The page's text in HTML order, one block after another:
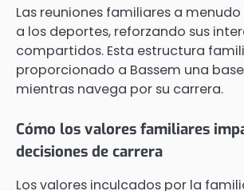
Las reuniones familiares a
a los deportes, reforzando sus
compartidos. Esta estructura
proporcionado a Bassem una
mientras navega por su carrera.
Cómo los valores familiares
decisiones de carrera
Los valores inculcados por la